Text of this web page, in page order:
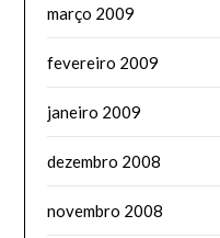
março 2009
fevereiro 2009
janeiro 2009
dezembro 2008
novembro 2008